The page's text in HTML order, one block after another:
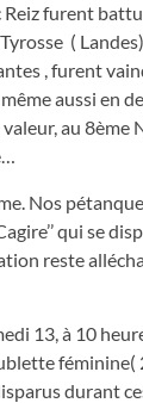
furent
(
, furent
aussi en
au
Nos
qui se
reste
13, à 10
féminine(
durant